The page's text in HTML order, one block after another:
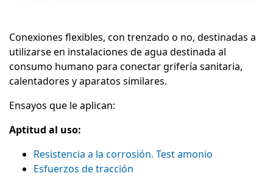
Conexiones flexibles, con trenzado o no, destinadas a
utilizarse en instalaciones de agua destinada al
consumo humano para conectar grifería sanitaria,
calentadores y aparatos similares.
Ensayos que le aplican:
Aptitud al uso:
Resistencia a la corrosión. Test amonio
Esfuerzos de tracción